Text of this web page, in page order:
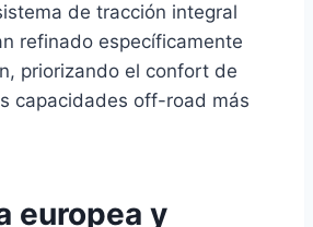
de tracción integral
refinado específicamente
priorizando el confort de
capacidades off-road más
europea y